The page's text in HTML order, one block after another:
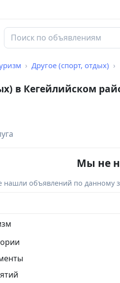
Другое (спорт, отдых)
в Кегейлийском
Мы не
объявлений по данному